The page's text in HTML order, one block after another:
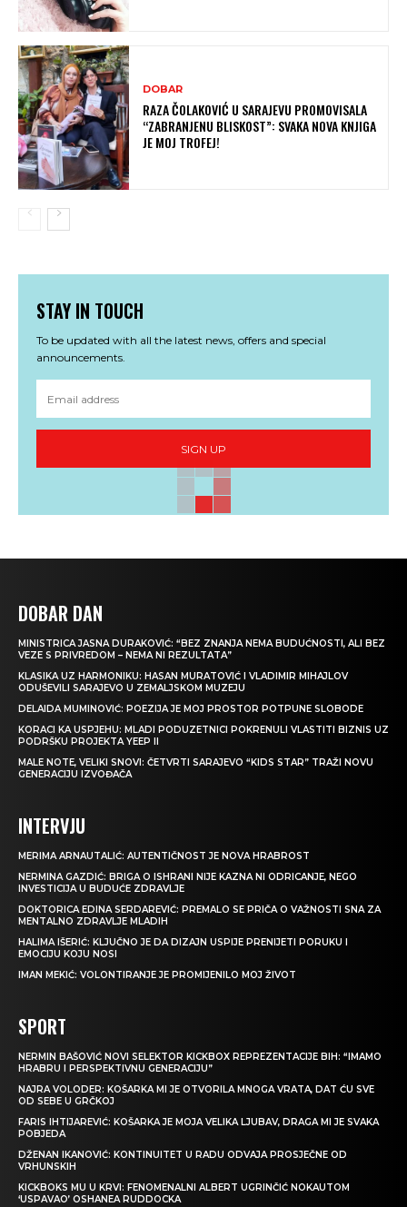
DOBAR
RAZA ČOLAKOVIĆ U SARAJEVU PROMOVISALA
“ZABRANJENU BLISKOST”: SVAKA NOVA KNJIGA
JE MOJ TROFEJ!
STAY IN TOUCH
To be updated with all the latest news, offers and special
announcements.
SIGN UP
DOBAR DAN
MINISTRICA JASNA DURAKOVIĆ: “BEZ ZNANJA NEMA BUDUĆNOSTI, ALI BEZ
VEZE S PRIVREDOM – NEMA NI REZULTATA”
KLASIKA UZ HARMONIKU: HASAN MURATOVIĆ I VLADIMIR MIHAJLOV
ODUŠEVILI SARAJEVO U ZEMALJSKOM MUZEJU
DELAIDA MUMINOVIĆ: POEZIJA JE MOJ PROSTOR POTPUNE SLOBODE
KORACI KA USPJEHU: MLADI PODUZETNICI POKRENULI VLASTITI BIZNIS UZ
PODRŠKU PROJEKTA YEEP II
MALE NOTE, VELIKI SNOVI: ČETVRTI SARAJEVO “KIDS STAR” TRAŽI NOVU
GENERACIJU IZVOĐAČA
INTERVJU
MERIMA ARNAUTALIĆ: AUTENTIČNOST JE NOVA HRABROST
NERMINA GAZDIĆ: BRIGA O ISHRANI NIJE KAZNA NI ODRICANJE, NEGO
INVESTICIJA U BUDUĆE ZDRAVLJE
DOKTORICA EDINA SERDAREVIĆ: PREMALO SE PRIČA O VAŽNOSTI SNA ZA
MENTALNO ZDRAVLJE MLADIH
HALIMA IŠERIĆ: KLJUČNO JE DA DIZAJN USPIJE PRENIJETI PORUKU I
EMOCIJU KOJU NOSI
IMAN MEKIĆ: VOLONTIRANJE JE PROMIJENILO MOJ ŽIVOT
SPORT
NERMIN BAŠOVIĆ NOVI SELEKTOR KICKBOX REPREZENTACIJE BIH: “IMAMO
HRABRU I PERSPEKTIVNU GENERACIJU”
NAJRA VOLODER: KOŠARKA MI JE OTVORILA MNOGA VRATA, DAT ĆU SVE
OD SEBE U GRČKOJ
FARIS IHTIJAREVIĆ: KOŠARKA JE MOJA VELIKA LJUBAV, DRAGA MI JE SVAKA
POBJEDA
DŽENAN IKANOVIĆ: KONTINUITET U RADU ODVAJA PROSJEČNE OD
VRHUNSKIH
KICKBOKS MU U KRVI: FENOMENALNI ALBERT UGRINČIĆ NOKAUTOM
‘USPAVAO’ OSHANEA RUDDOCKA